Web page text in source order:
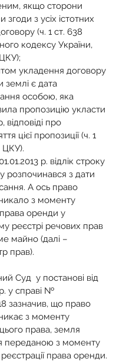
якщо сторони
згоди з усіх істотних
(ч. 1 ст. 638
кодексу України,
укладення договору
землі є дата
особою, яка
пропозицію укласти
відповіді про
цієї пропозиції (ч. 1
ЦКУ).
розпочинався з дати
А ось право
з моменту
права оренди у
реєстрі речових прав
майно (далі –
прав).
у справі №
зазначив, що право
з моменту
цього права, земля
переданою з моменту
права оренди.